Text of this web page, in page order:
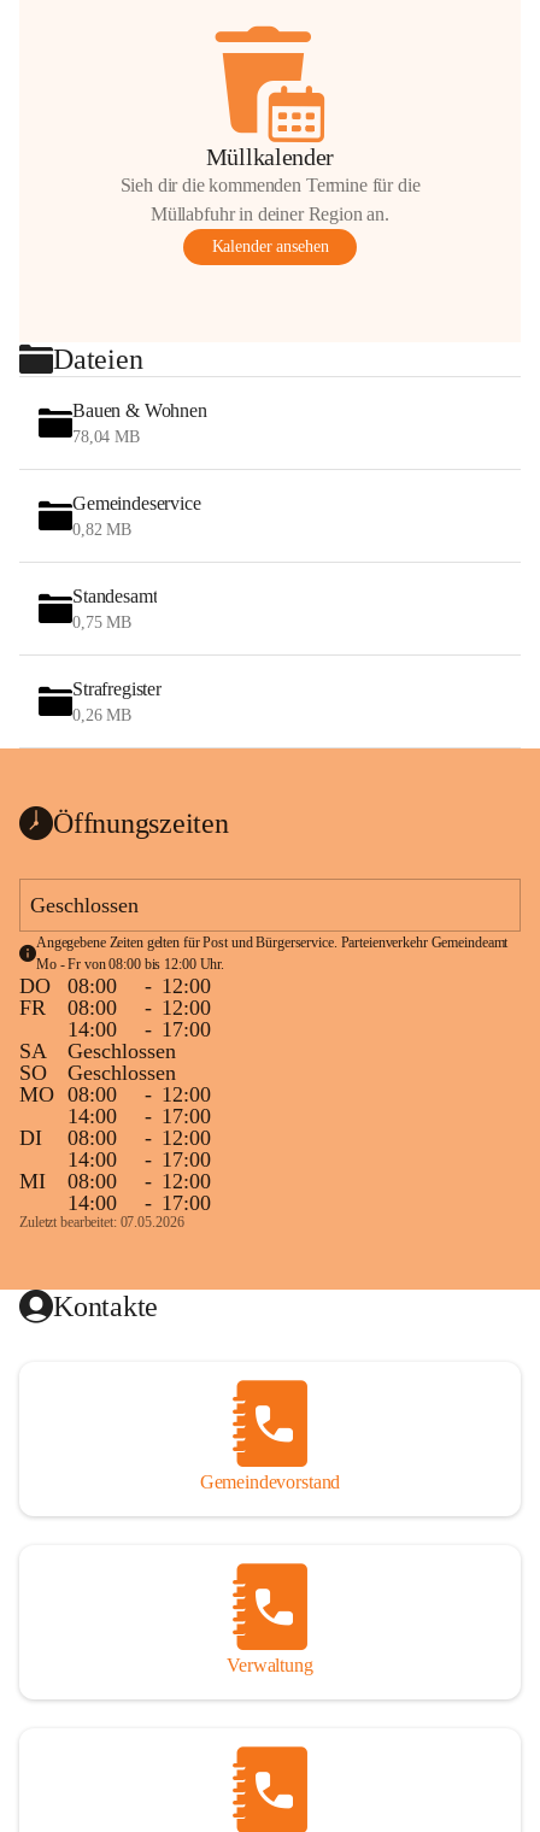
Müllkalender
Sieh dir die kommenden Termine für die
Müllabfuhr in deiner Region an.
Kalender ansehen
Dateien
Bauen & Wohnen
78,04 MB
Gemeindeservice
0,82 MB
Standesamt
0,75 MB
Strafregister
0,26 MB
Öffnungszeiten
Geschlossen
Angegebene Zeiten gelten für Post und Bürgerservice. Parteienverkehr Gemeindeamt
Mo - Fr von 08:00 bis 12:00 Uhr.
DO 08:00 - 12:00
FR
08:00 - 12:00
14:00
- 17:00
SA
Geschlossen
SO
Geschlossen
MO 08:00 - 12:00
14:00
- 17:00
DI
08:00 - 12:00
14:00
- 17:00
MI
08:00 - 12:00
14:00
- 17:00
Zuletzt bearbeitet: 07.05.2026
Kontakte
Gemeindevorstand
Verwaltung